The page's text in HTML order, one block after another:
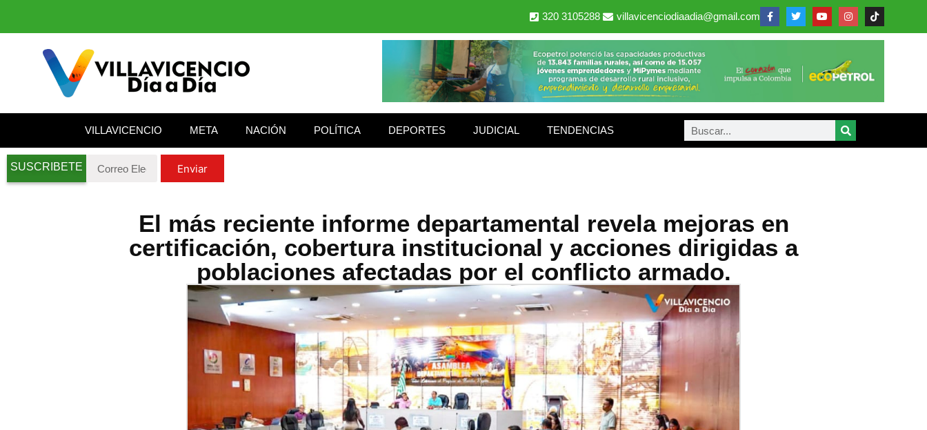
320 3105288 villavicenciodiaadia@gmail.com
VILLAVICENCIO META NACIÓN POLÍTICA DEPORTES JUDICIAL TENDENCIAS
SUSCRIBETE Enviar
El más reciente informe departamental revela mejoras en
certificación, cobertura institucional y acciones dirigidas a
poblaciones afectadas por el conflicto armado.